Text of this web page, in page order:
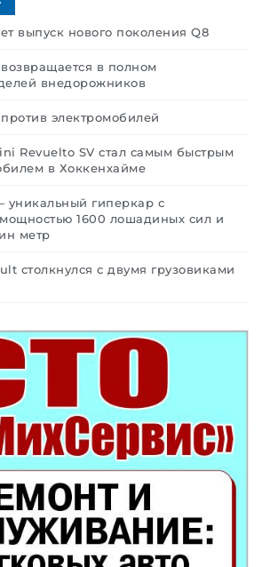
выпуск нового поколения Q8
в полном
внедорожников
электромобилей
Revuelto SV стал самым быстрым
в Хоккенхайме
гиперкар с
1600 лошадиных сил и
метр
столкнулся с двумя грузовиками